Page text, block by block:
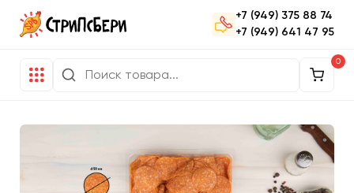
+7 (949) 375 88 74
+7 (949) 641 47 95
0